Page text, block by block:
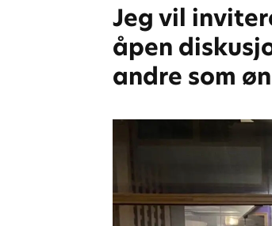
Jeg vil
åpen
andre som